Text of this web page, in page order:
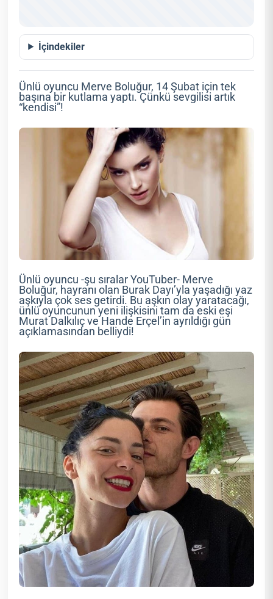
İçindekiler
Ünlü oyuncu Merve Boluğur, 14 Şubat için tek
başına bir kutlama yaptı. Çünkü sevgilisi artık
“kendisi”!
Ünlü oyuncu -şu sıralar YouTuber- Merve
Boluğur, hayranı olan Burak Dayı’yla yaşadığı yaz
aşkıyla çok ses getirdi. Bu aşkın olay yaratacağı,
ünlü oyuncunun yeni ilişkisini tam da eski eşi
Murat Dalkılıç ve Hande Erçel’in ayrıldığı gün
açıklamasından belliydi!